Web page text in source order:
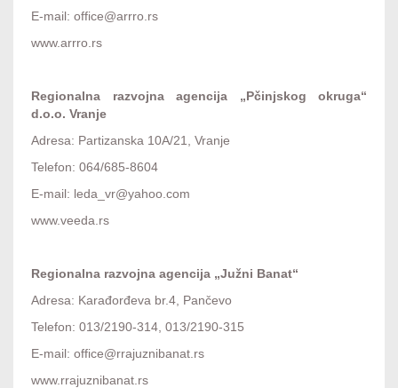
E-mail: office@arrro.rs
www.arrro.rs
Regionalna razvojna agencija „Pčinjskog okruga“
d.o.o. Vranje
Adresa: Partizanska 10A/21, Vranje
Telefon: 064/685-8604
E-mail: leda_vr@yahoo.com
www.veeda.rs
Regionalna razvojna agencija „Južni Banat“
Adresa: Karađorđeva br.4, Pančevo
Telefon: 013/2190-314, 013/2190-315
E-mail: office@rrajuznibanat.rs
www.rrajuznibanat.rs